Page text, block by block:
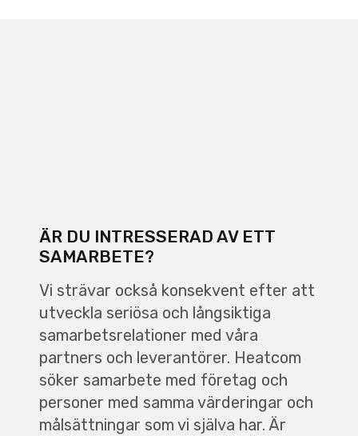
ÄR DU INTRESSERAD AV ETT
SAMARBETE?
Vi strävar också konsekvent efter att
utveckla seriösa och långsiktiga
samarbetsrelationer med våra
partners och leverantörer. Heatcom
söker samarbete med företag och
personer med samma värderingar och
målsättningar som vi själva har. Är